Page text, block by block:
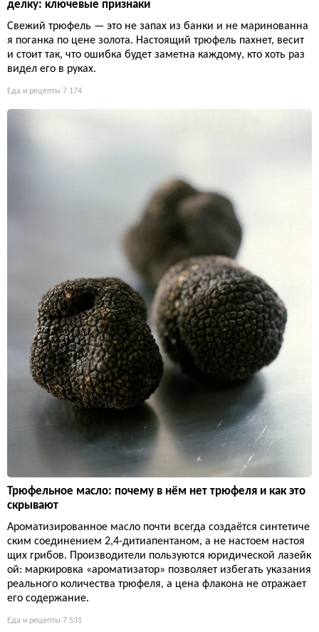
делку: ключевые признаки
Свежий трюфель — это не запах из банки и не маринованна
я поганка по цене золота. Настоящий трюфель пахнет, весит
и стоит так, что ошибка будет заметна каждому, кто хоть раз
видел его в руках.
Еда и рецепты 7 174
Трюфельное масло: почему в нём нет трюфеля и как это
скрывают
Ароматизированное масло почти всегда создаётся синтетиче
ским соединением 2,4-дитиапентаном, а не настоем настоя
щих грибов. Производители пользуются юридической лазейк
ой: маркировка «ароматизатор» позволяет избегать указания
реального количества трюфеля, а цена флакона не отражает
его содержание.
Еда и рецепты 7 531